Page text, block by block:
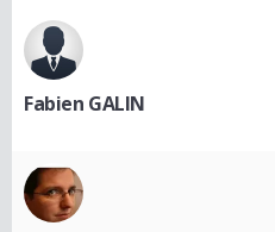
Fabien GALIN